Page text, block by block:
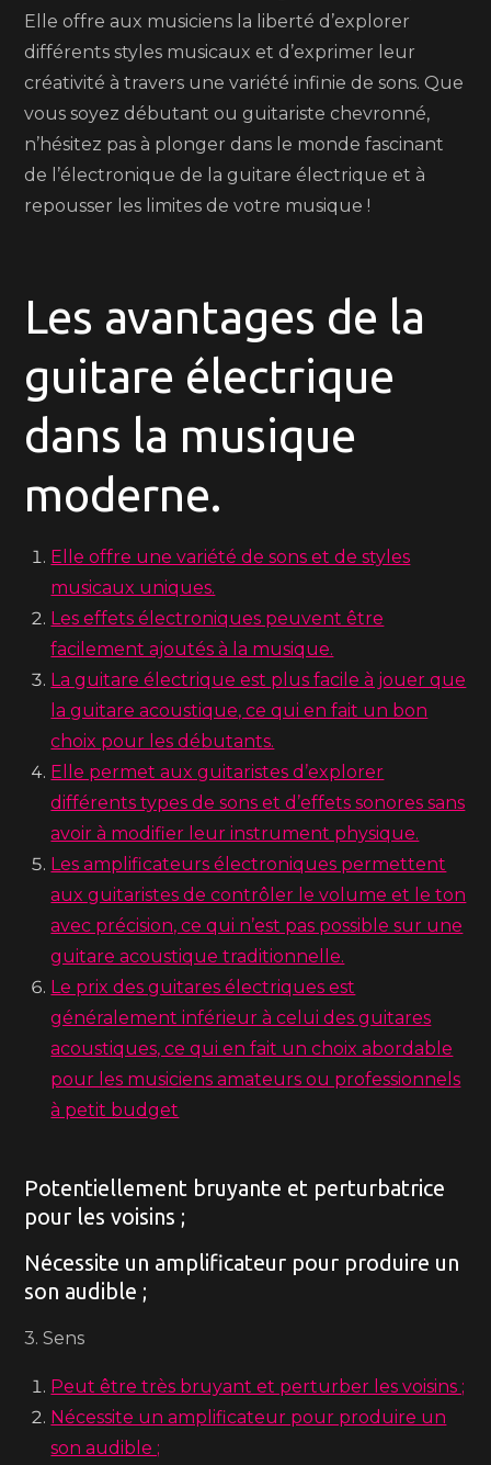
Elle offre aux musiciens la liberté d’explorer
différents styles musicaux et d’exprimer leur
créativité à travers une variété infinie de sons. Que
vous soyez débutant ou guitariste chevronné,
n’hésitez pas à plonger dans le monde fascinant
de l’électronique de la guitare électrique et à
repousser les limites de votre musique !
Les avantages de la
guitare électrique
dans la musique
moderne.
Elle offre une variété de sons et de styles
musicaux uniques.
Les effets électroniques peuvent être
facilement ajoutés à la musique.
La guitare électrique est plus facile à jouer que
la guitare acoustique, ce qui en fait un bon
choix pour les débutants.
Elle permet aux guitaristes d’explorer
différents types de sons et d’effets sonores sans
avoir à modifier leur instrument physique.
Les amplificateurs électroniques permettent
aux guitaristes de contrôler le volume et le ton
avec précision, ce qui n’est pas possible sur une
guitare acoustique traditionnelle.
Le prix des guitares électriques est
généralement inférieur à celui des guitares
acoustiques, ce qui en fait un choix abordable
pour les musiciens amateurs ou professionnels
à petit budget
Potentiellement bruyante et perturbatrice
pour les voisins ;
Nécessite un amplificateur pour produire un
son audible ;
3. Sens
Peut être très bruyant et perturber les voisins ;
Nécessite un amplificateur pour produire un
son audible ;